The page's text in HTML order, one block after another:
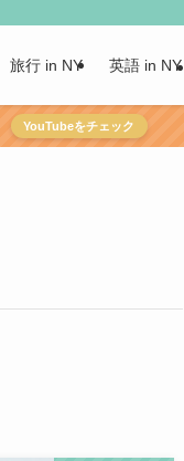
旅行 in NY 英語 in NY
YouTubeをチェック